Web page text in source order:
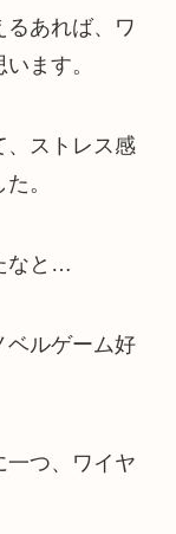
あれば、ワ
ます。
、ストレス感
。
なと…
ベルゲーム好
一つ、ワイヤ